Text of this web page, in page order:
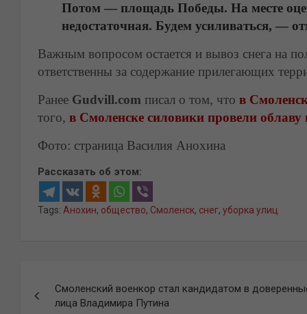
Потом — площадь Победы. На месте
недостаточная. Будем усиливаться, —
Важным вопросом остается и вывоз снега на
ответственны за содержание прилегающих
Ранее Gudvill.com писал о том, что в
того, в Смоленске силовики провели облаву
Фото: страница Василия Анохина
Рассказать об этом:
Tags: Анохин, общество, Смоленск, снег, уборка улиц
по
Смоленский военкор стал кандидатом в
лица Владимира Путина